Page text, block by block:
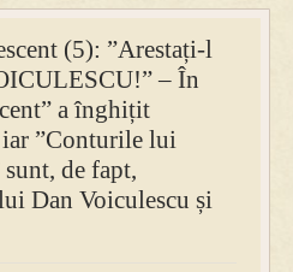
(5): ”Arestați-l
– În
a înghițit
iar ”Conturile lui
sunt, de fapt,
Dan Voiculescu și